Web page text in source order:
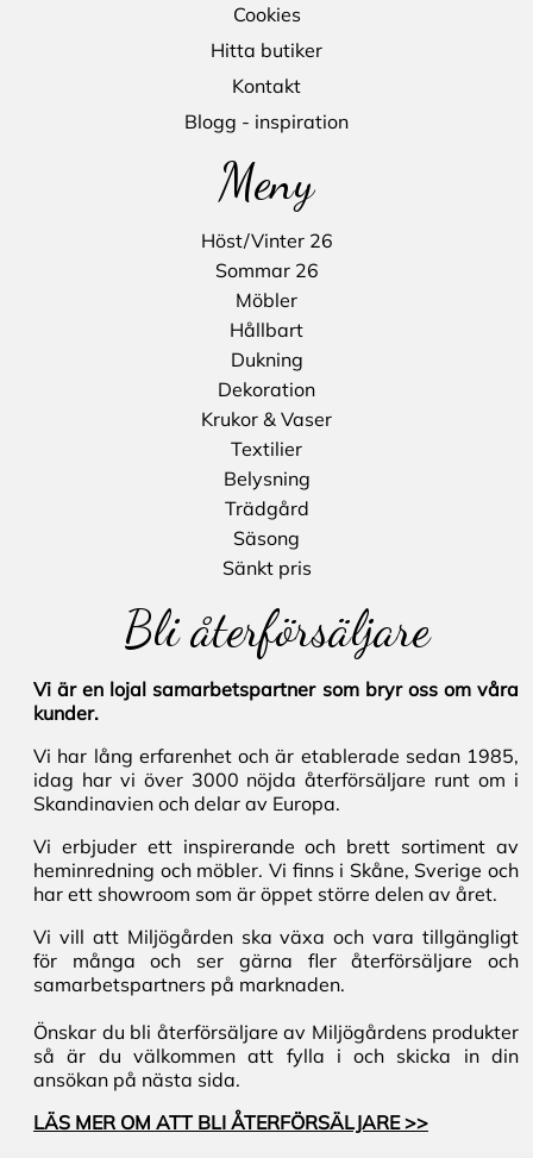
Cookies
Hitta butiker
Kontakt
Blogg - inspiration
Meny
Höst/Vinter 26
Sommar 26
Möbler
Hållbart
Dukning
Dekoration
Krukor & Vaser
Textilier
Belysning
Trädgård
Säsong
Sänkt pris
Bli återförsäljare
Vi är en lojal samarbetspartner som bryr oss om våra
kunder.
Vi har lång erfarenhet och är etablerade sedan 1985,
idag har vi över 3000 nöjda återförsäljare runt om i
Skandinavien och delar av Europa.
Vi erbjuder ett inspirerande och brett sortiment av
heminredning och möbler. Vi finns i Skåne, Sverige och
har ett showroom som är öppet större delen av året.
Vi vill att Miljögården ska växa och vara tillgängligt
för många och ser gärna fler återförsäljare och
samarbetspartners på marknaden.
Önskar du bli återförsäljare av Miljögårdens produkter
så är du välkommen att fylla i och skicka in din
ansökan på nästa sida.
LÄS MER OM ATT BLI ÅTERFÖRSÄLJARE >>